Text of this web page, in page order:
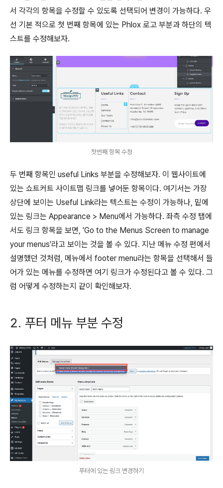
서 각각의 항목을 수정할 수 있도록 선택되어 변경이 가능하다. 우
선 기본 적으로 첫 번째 항목에 있는 Phlox 로고 부분과 하단의 텍
스트를 수정해보자.
첫번째 항목 수정
두 번째 항목인 useful Links 부분을 수정해보자. 이 웹사이트에
있는 쇼트커트 사이트맵 링크를 넣어둔 항목이다. 여기서는 가장
상단에 보이는 Useful Link라는 텍스트는 수정이 가능하나, 밑에
있는 링크는 Appearance > Menu에서 가능하다. 좌측 수정 탭에
서도 링크 항목을 보면, 'Go to the Menus Screen to manage
your menus'라고 보이는 것을 볼 수 있다. 지난 메뉴 수정 편에서
설명했던 것처럼, 메뉴에서 footer menu라는 항목을 선택해서 들
어가 있는 메뉴를 수정하면 여기 링크가 수정된다고 볼 수 있다. 그
럼 어떻게 수정하는지 같이 확인해보자.
2. 푸터 메뉴 부분 수정
푸터에 있는 링크 변경하기